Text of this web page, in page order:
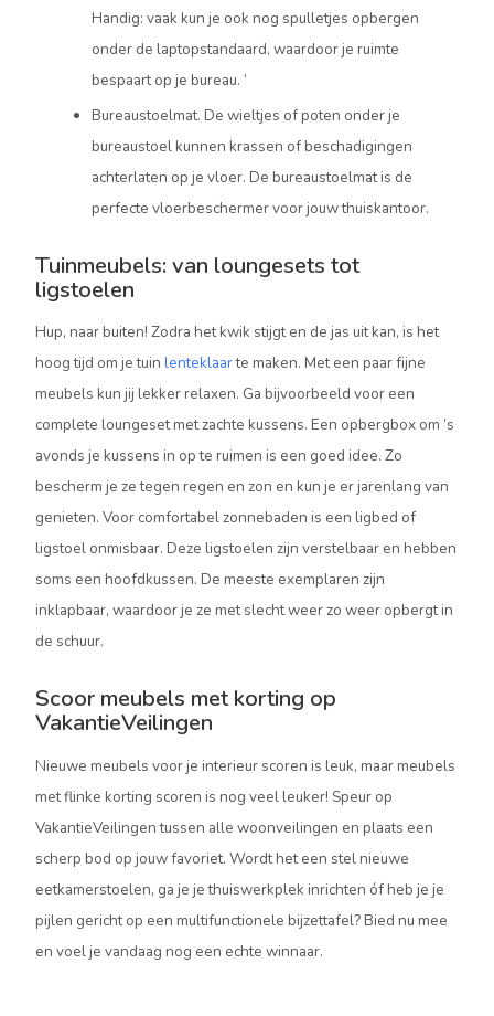
Handig: vaak kun je ook nog spulletjes opbergen
onder de laptopstandaard, waardoor je ruimte
bespaart op je bureau. ‘
Bureaustoelmat. De wieltjes of poten onder je
bureaustoel kunnen krassen of beschadigingen
achterlaten op je vloer. De bureaustoelmat is de
perfecte vloerbeschermer voor jouw thuiskantoor.
Tuinmeubels: van loungesets tot
ligstoelen
Hup, naar buiten! Zodra het kwik stijgt en de jas uit kan, is het
hoog tijd om je tuin lenteklaarte maken. Met een paar fijne
meubels kun jij lekker relaxen. Ga bijvoorbeeld voor een
complete loungeset met zachte kussens. Een opbergbox om ’s
avonds je kussens in op te ruimen is een goed idee. Zo
bescherm je ze tegen regen en zon en kun je er jarenlang van
genieten. Voor comfortabel zonnebaden is een ligbed of
ligstoel onmisbaar. Deze ligstoelen zijn verstelbaar en hebben
soms een hoofdkussen. De meeste exemplaren zijn
inklapbaar, waardoor je ze met slecht weer zo weer opbergt in
de schuur.
Scoor meubels met korting op
VakantieVeilingen
Nieuwe meubels voor je interieur scoren is leuk, maar meubels
met flinke korting scoren is nog veel leuker! Speur op
VakantieVeilingen tussen alle woonveilingen en plaats een
scherp bod op jouw favoriet. Wordt het een stel nieuwe
eetkamerstoelen, ga je je thuiswerkplek inrichten óf heb je je
pijlen gericht op een multifunctionele bijzettafel? Bied nu mee
en voel je vandaag nog een echte winnaar.